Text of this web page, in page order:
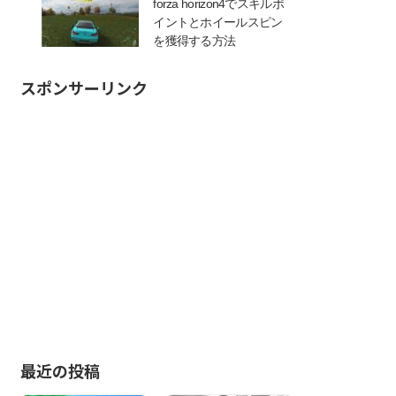
forza horizon4でスキルポ
イントとホイールスピン
を獲得する方法
スポンサーリンク
最近の投稿